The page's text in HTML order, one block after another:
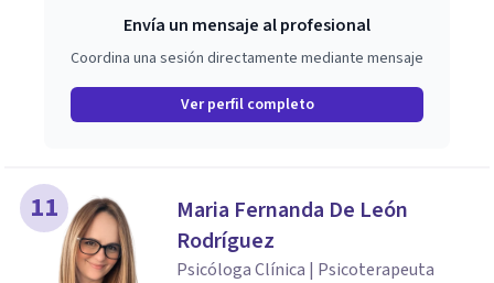
Envía un mensaje al profesional
Coordina una sesión directamente mediante mensaje
Ver perfil completo
11
Maria Fernanda De León
Rodríguez
Psicóloga Clínica | Psicoterapeuta